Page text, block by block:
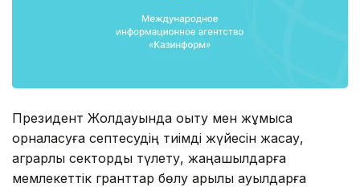
Президент Жолдауында оқыту мен жұ­мыс­қа
орналасуға септесудің тиімді жүйесін жасау,
аграр­лық сек­торды түлету, жаңашылдарға
мемлекеттік гранттар бөлу арқылы ауылдарға